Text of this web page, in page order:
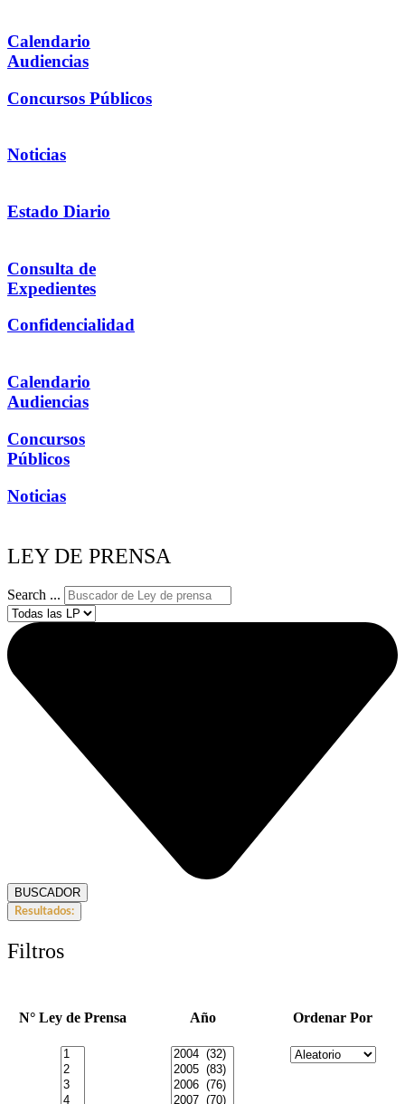
Calendario
Audiencias
Concursos Públicos
Noticias
Estado Diario
Consulta de
Expedientes
Confidencialidad
Calendario
Audiencias
Concursos
Públicos
Noticias
LEY DE PRENSA
Search ...
BUSCADOR
Resultados:
Filtros
N° Ley de Prensa Año Ordenar Por